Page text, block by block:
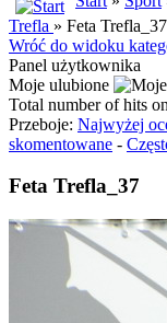
Trefla » Feta Trefla_37
Wróć do widoku
Panel użytkownika
Moje ulubione
Total number of hits
Przeboje: Najwyżej
skomentowane -
Feta Trefla_37